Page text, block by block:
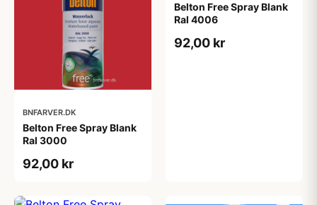
BNFARVER.DK
Belton Free Spray Blank
Ral 3000
92,00 kr
Belton Free Spray Blank
Ral 4006
92,00 kr